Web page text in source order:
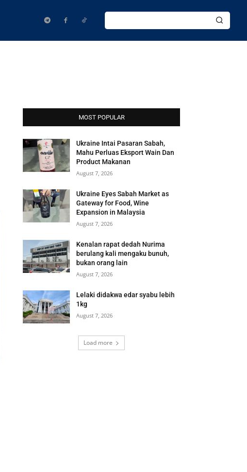
MOST POPULAR
Ukraine Intai Pasaran Sabah,
Mahu Perluas Eksport Wain Dan
Product Makanan
August 7, 2026
Ukraine Eyes Sabah Market as
Gateway for Food, Wine
Expansion in Malaysia
August 7, 2026
Kenalan rapat dedah Nurima
berulang kali mengaku bunuh,
bukan orang lain
August 7, 2026
Lelaki didakwa edar syabu lebih
1kg
August 7, 2026
Load more